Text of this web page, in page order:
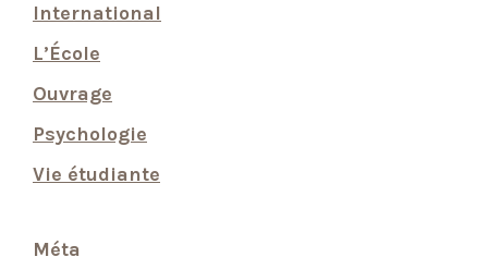
International
L’École
Ouvrage
Psychologie
Vie étudiante
Méta